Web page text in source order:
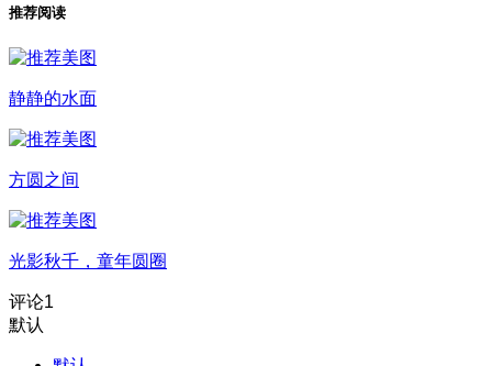
推荐阅读
静静的水面
方圆之间
光影秋千，童年圆圈
评论1
默认